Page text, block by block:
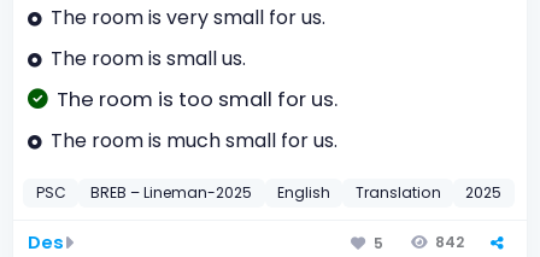
The room is very small for us.
The room is small us.
The room is too small for us.
The room is much small for us.
PSC BREB – Lineman-2025 English Translation 2025
Des 5 842